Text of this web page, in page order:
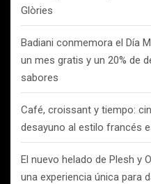
Glòries
Badiani conmemora el Día
un mes gratis y un 20% de
sabores
Café, croissant y tiempo:
desayuno al estilo francés
El nuevo helado de Plesh y
una experiencia única para